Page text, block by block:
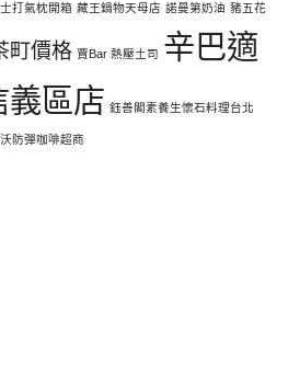
打氣枕開箱 藏王鍋物天母店 諾曼第奶油 豬五花
町價格 賈Bar 熱壓土司 辛巴適
義區店 鈺善閣素養生懷石料理台北
防彈咖啡超商